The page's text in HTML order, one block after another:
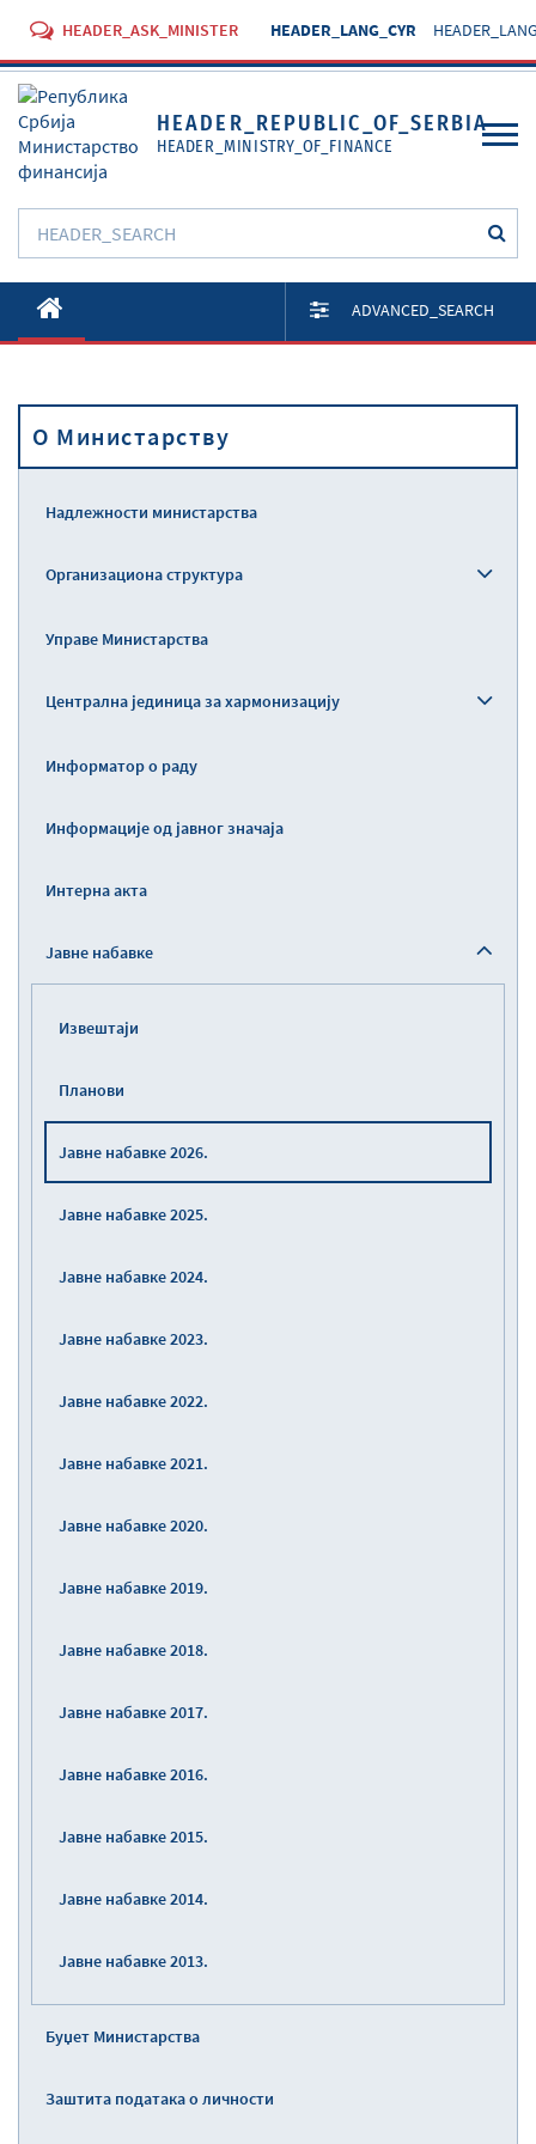
HEADER_ASK_MINISTER HEADER_LANG_CYR
HEADER_REPUBLIC_OF_SERBIA
HEADER_MINISTRY_OF_FINANCE
O Министарству
Активности
Прописи
ADVANCED_SEARCH
O Министарству
Надлежности министарства
Организациона структура
Управе Министарства
Централна јединица за хармонизацију
Информатор о раду
Информације од јавног значаја
Интерна акта
Јавне набавке
Извештаји
Планови
Јавне набавке 2026.
Јавне набавке 2025.
Јавне набавке 2024.
Јавне набавке 2023.
Јавне набавке 2022.
Јавне набавке 2021.
Јавне набавке 2020.
Јавне набавке 2019.
Јавне набавке 2018.
Јавне набавке 2017.
Јавне набавке 2016.
Јавне набавке 2015.
Јавне набавке 2014.
Јавне набавке 2013.
Буџет Министарства
Заштита података о личности